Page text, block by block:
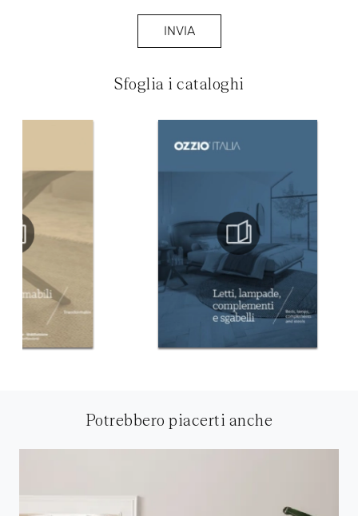
Sfoglia i cataloghi
INVIA
Potrebbero piacerti anche